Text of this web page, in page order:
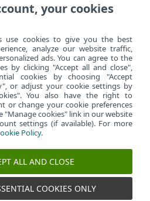
>ESET Mail Security>
your cookies
use cookies to give you the best
analyze our website traffic,
ads. You can agree to the
by clicking "Accept all and close",
cookies by choosing "Accept
or adjust your cookie settings by
You also have the right to
or change your cookie preferences
"Manage cookies" link in our website
settings (if available). For more
Policy.
ALL AND CLOSE
COOKIES ONLY